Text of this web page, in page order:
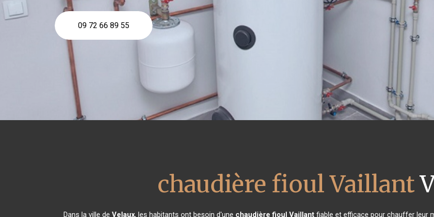
09 72 66 89 55
chaudière fioul Vaillant
Dans la ville de Velaux, les habitants ont besoin d'une chaudière fioul Vaillantfiable et efficace pour chauffer leur